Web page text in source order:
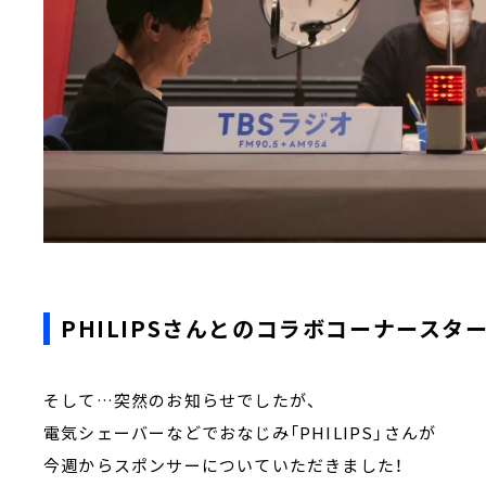
PHILIPSさんとのコラボコーナースター
そして…突然のお知らせでしたが、
電気シェーバーなどでおなじみ「PHILIPS」さんが
今週からスポンサーについていただきました！